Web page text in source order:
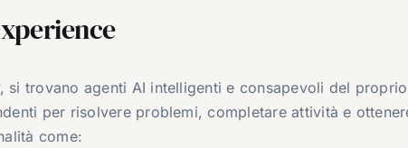
si trovano agenti AI intelligenti e consapevoli del proprio
per risolvere problemi, completare attività e
come: